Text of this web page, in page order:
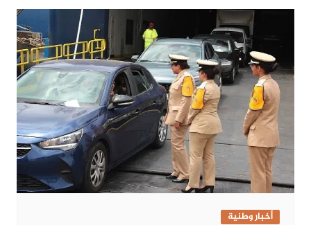
أخبار وطنية